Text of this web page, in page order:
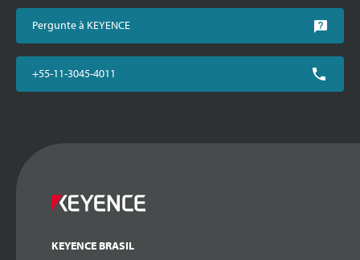
Pergunte à KEYENCE
+55-11-3045-4011
KEYENCE BRASIL